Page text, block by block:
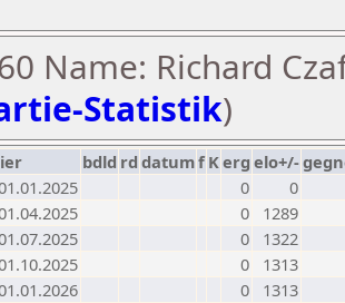
Name: Richard
Statistik)
bdld rd datumf Kerg elo+/-
0
0
0
1289
0
1322
0
1313
0
1313